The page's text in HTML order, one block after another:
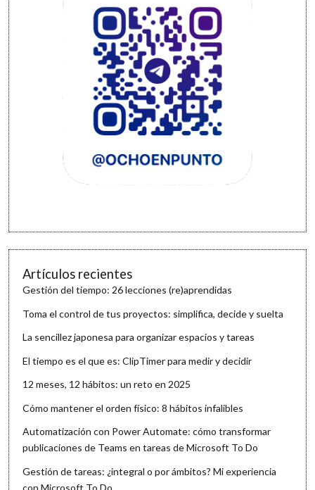
Artículos recientes
Gestión del tiempo: 26 lecciones (re)aprendidas
Toma el control de tus proyectos: simplifica, decide y suelta
La sencillez japonesa para organizar espacios y tareas
El tiempo es el que es: ClipTimer para medir y decidir
12 meses, 12 hábitos: un reto en 2025
Cómo mantener el orden físico: 8 hábitos infalibles
Automatización con Power Automate: cómo transformar
publicaciones de Teams en tareas de Microsoft To Do
Gestión de tareas: ¿integral o por ámbitos? Mi experiencia
con Microsoft To Do